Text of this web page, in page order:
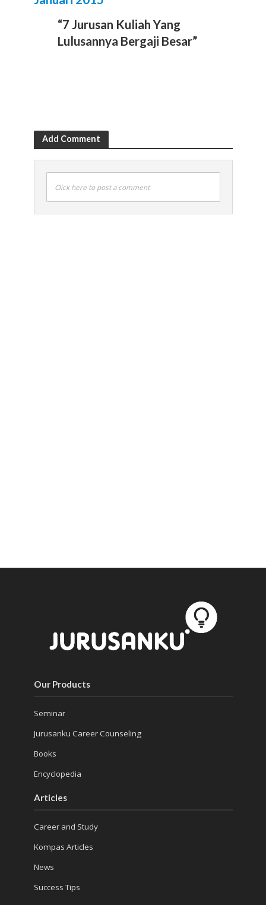
“7 Jurusan Kuliah Yang
Lulusannya Bergaji Besar”
Add Comment
Click here to post a comment
Our Products
Seminar
Jurusanku Career Counseling
Books
Encyclopedia
Articles
Career and Study
Kompas Articles
News
Success Tips